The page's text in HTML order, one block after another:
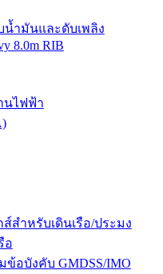
น้ำมันและดับเพลิง
8.0m RIB
นไฟฟ้า
สำหรับเดินเรือ/ประมง
อ
อบังคับ GMDSS/IMO